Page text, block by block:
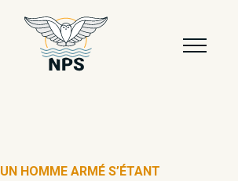
UN HOMME ARMÉ S’ÉTANT